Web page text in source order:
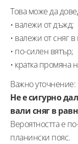
Това може да
• валежи от дъжд;
• валежи от сняг
• по-силен вятър;
• кратка промяна
Важно уточнение:
Не е сигурно
вали сняг в
Вероятността е
планински пояс.